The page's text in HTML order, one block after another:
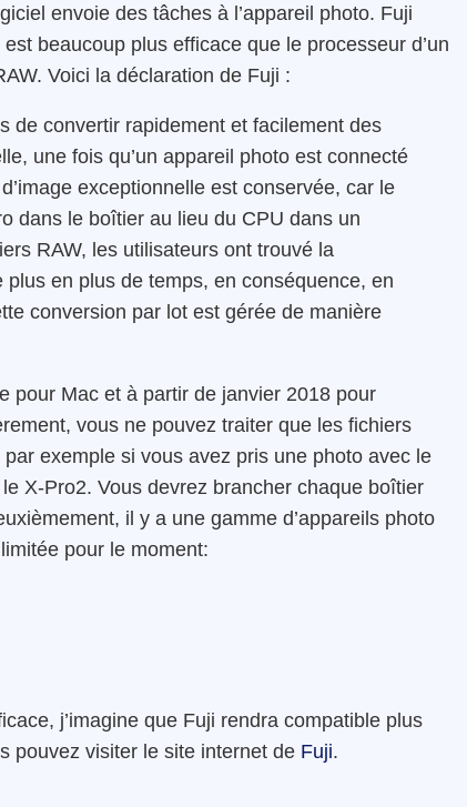
envoie des tâches à l’appareil photo. Fuji
beaucoup plus efficace que le processeur d’un
Voici la déclaration de Fuji :
de convertir rapidement et facilement des
une fois qu’un appareil photo est connecté
exceptionnelle est conservée, car le
dans le boîtier au lieu du CPU dans un
RAW, les utilisateurs ont trouvé la
en plus de temps, en conséquence, en
conversion par lot est gérée de manière
pour Mac et à partir de janvier 2018 pour
vous ne pouvez traiter que les fichiers
exemple si vous avez pris une photo avec le
X-Pro2. Vous devrez brancher chaque boîtier
il y a une gamme d’appareils photo
pour le moment:
j’imagine que Fuji rendra compatible plus
pouvez visiter le site internet de Fuji.